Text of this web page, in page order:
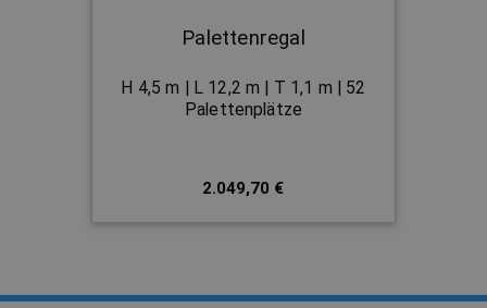
Palettenregal
H 4,5 m | L 12,2 m | T 1,1 m | 52
Palettenplätze
2.049,70 €